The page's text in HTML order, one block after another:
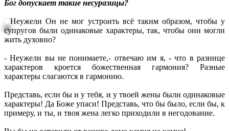
Бог допускает такие несуразицы?
Неужели Он не мог устроить всё таким образом, чтобы у
супругов были одинаковые характеры, так, чтобы они могли
жить духовно?
- Неужели вы не понимаете,- отвечаю им я, - что в разнице
характеров кроется божественная гармония? Разные
характеры слагаются в гармонию.
Представь, если бы и у тебя, и у твоей жены были одинаковые
характеры! Да Боже упаси! Представь, что бы было, если бы, к
примеру, и ты, и твоя жена легко приходили в негодование.